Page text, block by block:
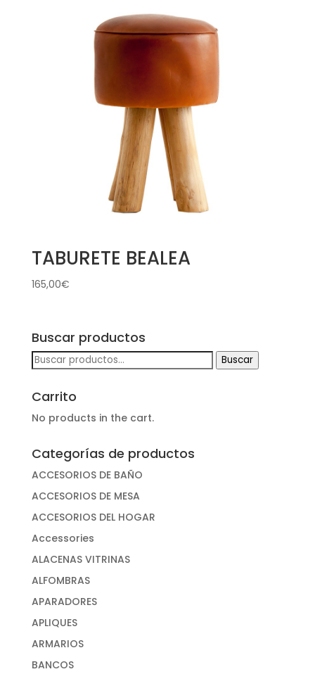
TABURETE BEALEA
165,00€
Buscar productos
Buscar
Buscar
Carrito
No products in the cart.
Categorías de productos
ACCESORIOS DE BAÑO
ACCESORIOS DE MESA
ACCESORIOS DEL HOGAR
Accessories
ALACENAS VITRINAS
ALFOMBRAS
APARADORES
APLIQUES
ARMARIOS
BANCOS